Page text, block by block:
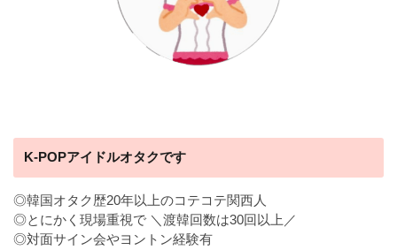
K-POPアイドルオタクです
◎韓国オタク歴20年以上のコテコテ関西人
◎とにかく現場重視で ＼渡韓回数は30回以上／
◎対面サイン会やヨントン経験有